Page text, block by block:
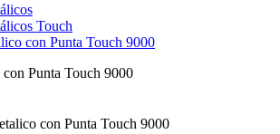
Touch
con Punta Touch 9000